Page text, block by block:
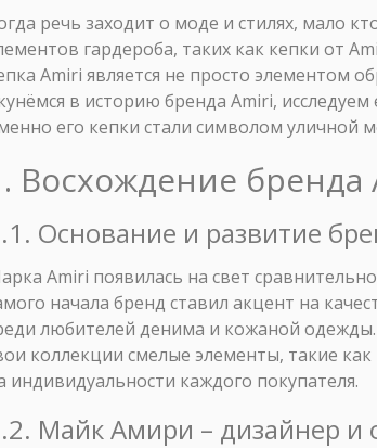
речь заходит о моде и стилях, мало
гардероба, таких как кепки от
Amiri является не просто элементом
в историю бренда Amiri,
его кепки стали символом уличной
Восхождение бренда
Основание и развитие
Amiri появилась на свет
начала бренд ставил акцент на
любителей денима и кожаной
коллекции смелые элементы, такие
индивидуальности каждого покупателя.
Майк Амири – дизайнер и